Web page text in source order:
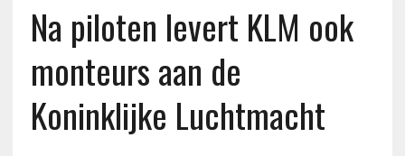
Na piloten levert KLM ook
monteurs aan de
Koninklijke Luchtmacht